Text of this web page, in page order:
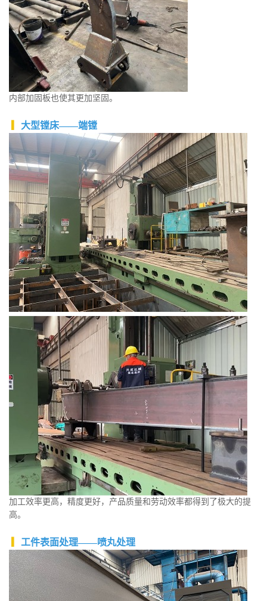
内部加固板也使其更加坚固。
大型镗床——端镗
加工效率更高，精度更好，产品质量和劳动效率都得到了极大的提
高。
工件表面处理——喷丸处理